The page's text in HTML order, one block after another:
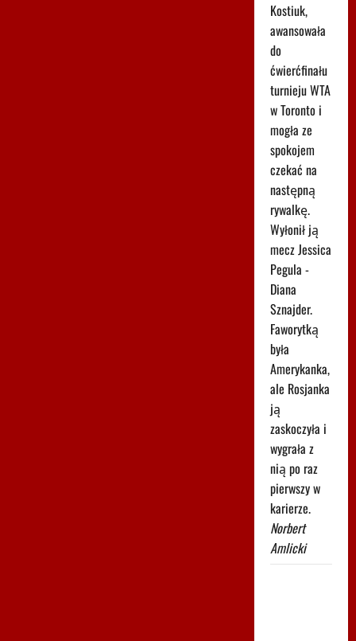
Kostiuk,
awansowała
do
ćwierćfinału
turnieju WTA
w Toronto i
mogła ze
spokojem
czekać na
następną
rywalkę.
Wyłonił ją
mecz Jessica
Pegula -
Diana
Sznajder.
Faworytką
była
Amerykanka,
ale Rosjanka
ją
zaskoczyła i
wygrała z
nią po raz
pierwszy w
karierze.
Norbert
Amlicki